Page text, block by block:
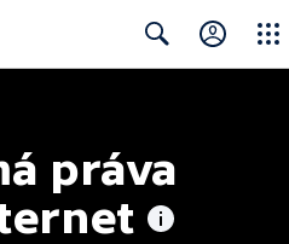
práva